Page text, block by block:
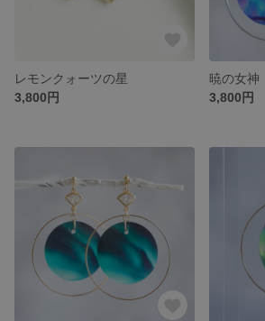
レモンクォーツの星
3,800円
暁の女神
3,800円